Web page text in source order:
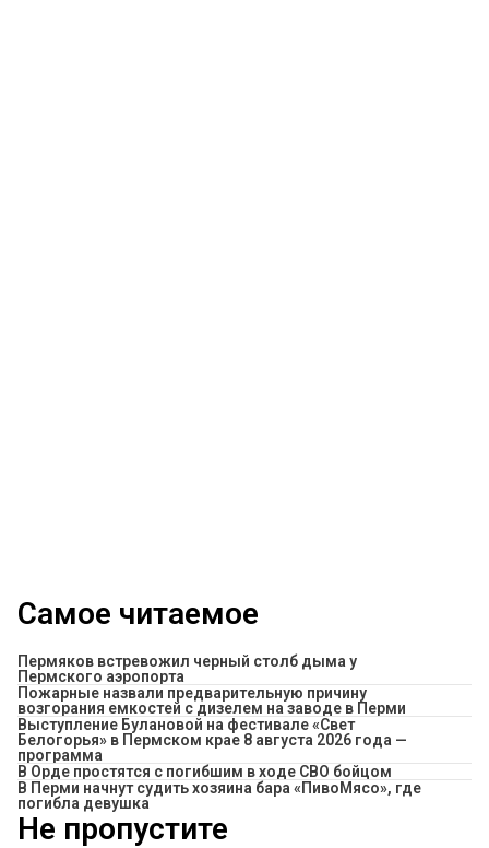
Самое читаемое
Пермяков встревожил черный столб дыма у
Пермского аэропорта
Пожарные назвали предварительную причину
возгорания емкостей с дизелем на заводе в Перми
Выступление Булановой на фестивале «Свет
Белогорья» в Пермском крае 8 августа 2026 года —
программа
В Орде простятся с погибшим в ходе СВО бойцом
​В Перми начнут судить хозяина бара «ПивоМясо», где
погибла девушка
Не пропустите